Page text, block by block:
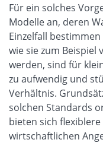
Für ein solches
Modelle an, deren
Einzelfall
wie sie zum Beispiel
werden, sind für
zu aufwendig und
Verhältnis.
solchen Standards
bieten sich
wirtschaftlichen